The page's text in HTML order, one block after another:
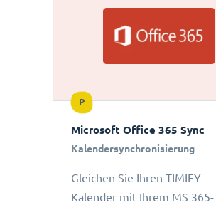
P
Microsoft Office 365 Sync
Kalendersynchronisierung
Gleichen Sie Ihren TIMIFY-
Kalender mit Ihrem MS 365-